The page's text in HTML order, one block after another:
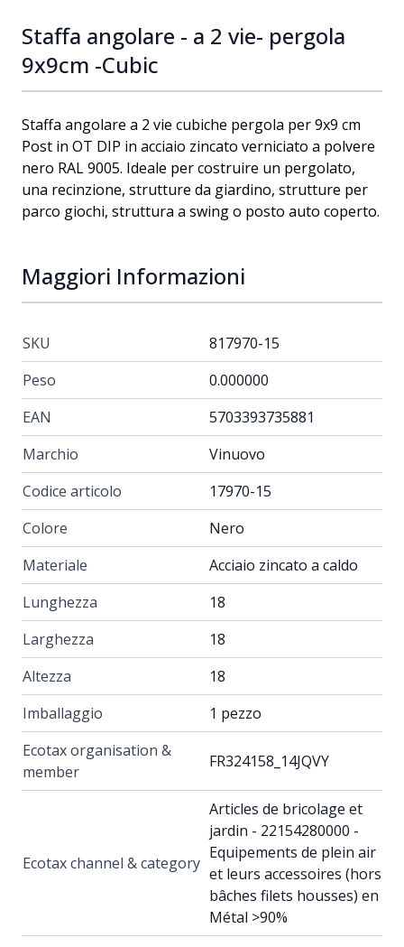
Staffa angolare - a 2 vie- pergola
9x9cm -Cubic
Staffa angolare a 2 vie cubiche pergola per 9x9 cm
Post in OT DIP in acciaio zincato verniciato a polvere
nero RAL 9005. Ideale per costruire un pergolato,
una recinzione, strutture da giardino, strutture per
parco giochi, struttura a swing o posto auto coperto.
Maggiori Informazioni
SKU
817970-15
Peso
0.000000
EAN
5703393735881
Marchio
Vinuovo
Codice articolo
17970-15
Colore
Nero
Materiale
Acciaio zincato a caldo
Lunghezza
18
Larghezza
18
Altezza
18
Imballaggio
1 pezzo
Ecotax organisation &
member
FR324158_14JQVY
Ecotax channel & category
Articles de bricolage et
jardin - 22154280000 -
Equipements de plein air
et leurs accessoires (hors
bâches filets housses) en
Métal >90%